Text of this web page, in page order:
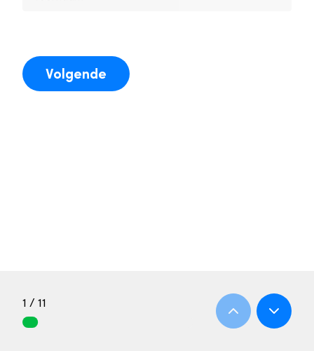
Volgende
1 / 11